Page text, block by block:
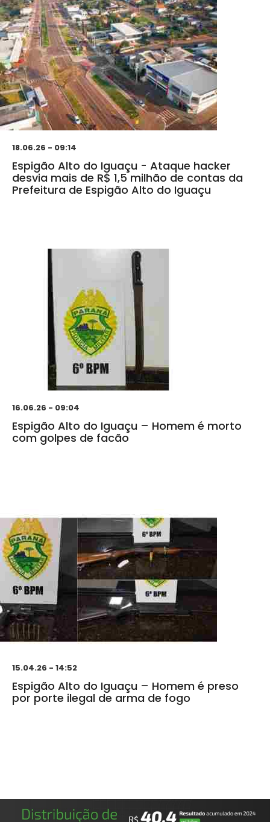
18.06.26 - 09:14
Espigão Alto do Iguaçu - Ataque hacker
desvia mais de R$ 1,5 milhão de contas da
Prefeitura de Espigão Alto do Iguaçu
16.06.26 - 09:04
Espigão Alto do Iguaçu – Homem é morto
com golpes de facão
15.04.26 - 14:52
Espigão Alto do Iguaçu – Homem é preso
por porte ilegal de arma de fogo